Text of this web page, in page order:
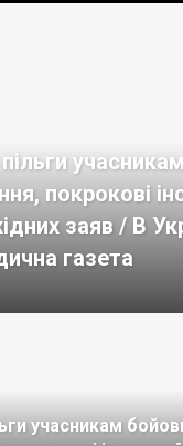
покрокові
заяв / В
газета
учасникам